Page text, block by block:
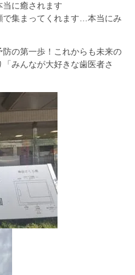
に癒されます
で集まってくれます…本当にみ
の第一歩！これからも未来の
みんなが大好きな歯医者さ